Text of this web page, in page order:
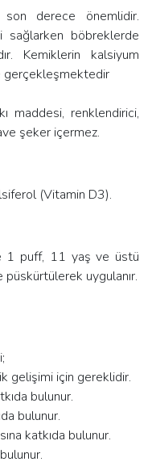
son derece önemlidir.
sağlarken böbreklerde
Kemiklerin kalsiyum
gerçekleşmektedir
maddesi, renklendirici,
şeker içermez.
(Vitamin D3).
1 puff, 11 yaş ve üstü
uygulanır.
gelişimi için gereklidir.
bulunur.
bulunur.
katkıda bulunur.